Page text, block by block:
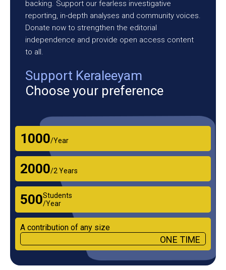
backing. Support our fearless investigative
reporting, in-depth analyses and community voices.
Donate now to strengthen the editorial
independence and provide open access content
to all.
Support Keraleeyam
Choose your preference
₹1000/Year
₹2000/2 Years
₹500Students
/Year
A contribution of any size
ONE TIME